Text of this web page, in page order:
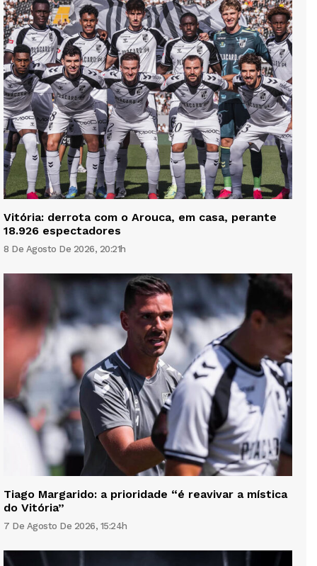
Vitória: derrota com o Arouca, em casa, perante
18.926 espectadores
8 De Agosto De 2026, 20:21h
Tiago Margarido: a prioridade “é reavivar a mística
do Vitória”
7 De Agosto De 2026, 15:24h